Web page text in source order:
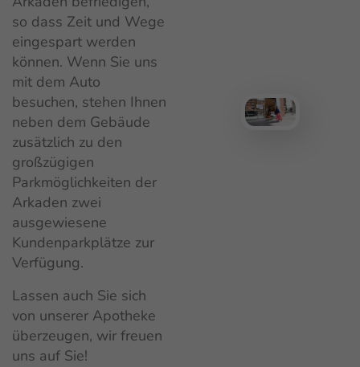
so dass Zeit und Wege
eingespart werden
können. Wenn Sie uns
mit dem Auto
besuchen, stehen Ihnen
neben dem Gebäude
zusätzlich zu den
großzügigen
Parkmöglichkeiten der
Arkaden zwei
ausgewiesene
Kundenparkplätze zur
Verfügung.
Lassen auch Sie sich
von unserer Apotheke
überzeugen, wir freuen
uns auf Sie!